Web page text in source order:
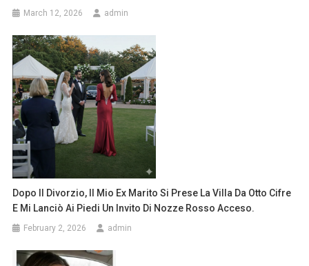
March 12, 2026 admin
Dopo Il Divorzio, Il Mio Ex Marito Si Prese La Villa Da Otto Cifre
E Mi Lanciò Ai Piedi Un Invito Di Nozze Rosso Acceso.
February 2, 2026 admin